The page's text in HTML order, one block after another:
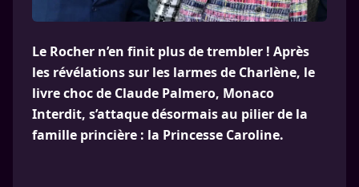
Le Rocher n’en finit plus de trembler ! Après
les révélations sur les larmes de Charlène, le
livre choc de Claude Palmero, Monaco
Interdit, s’attaque désormais au pilier de la
famille princière : la Princesse Caroline.